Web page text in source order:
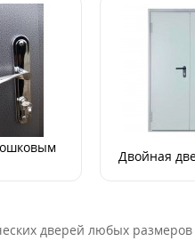
Двойная
дверей любых